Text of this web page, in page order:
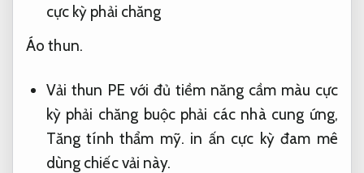
cực kỳ phải chăng
Áo thun.
Vải thun PE với đủ tiềm năng cầm màu cực
kỳ phải chăng buộc phải các nhà cung ứng,
Tăng tính thẩm mỹ. in ấn cực kỳ đam mê
dùng chiếc vải này.